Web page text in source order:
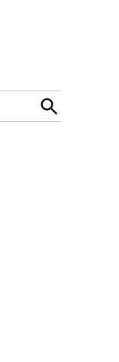
Open
Search